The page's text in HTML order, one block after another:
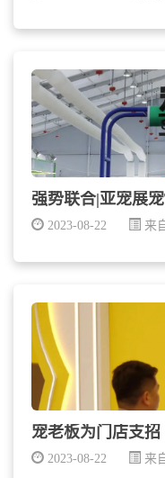
强势联合|亚宠展
2023-08-22 来
2023-08-22 来